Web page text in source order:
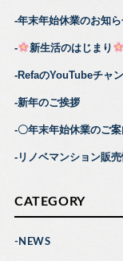
年末年始休業のお知
新生活のはじまり
RefaのYouTubeチャ
新年のご挨拶
〇年末年始休業のご
リノベマンション販
CATEGORY
NEWS